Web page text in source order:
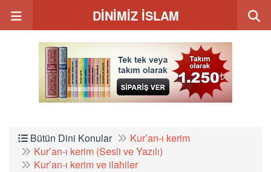
DİNİMİZ İSLAM
Bütün Dini Konular
Kur’an-ı kerim
Kur’an-ı kerim (Sesli ve Yazılı)
Kur’an-ı kerim ve ilahiler